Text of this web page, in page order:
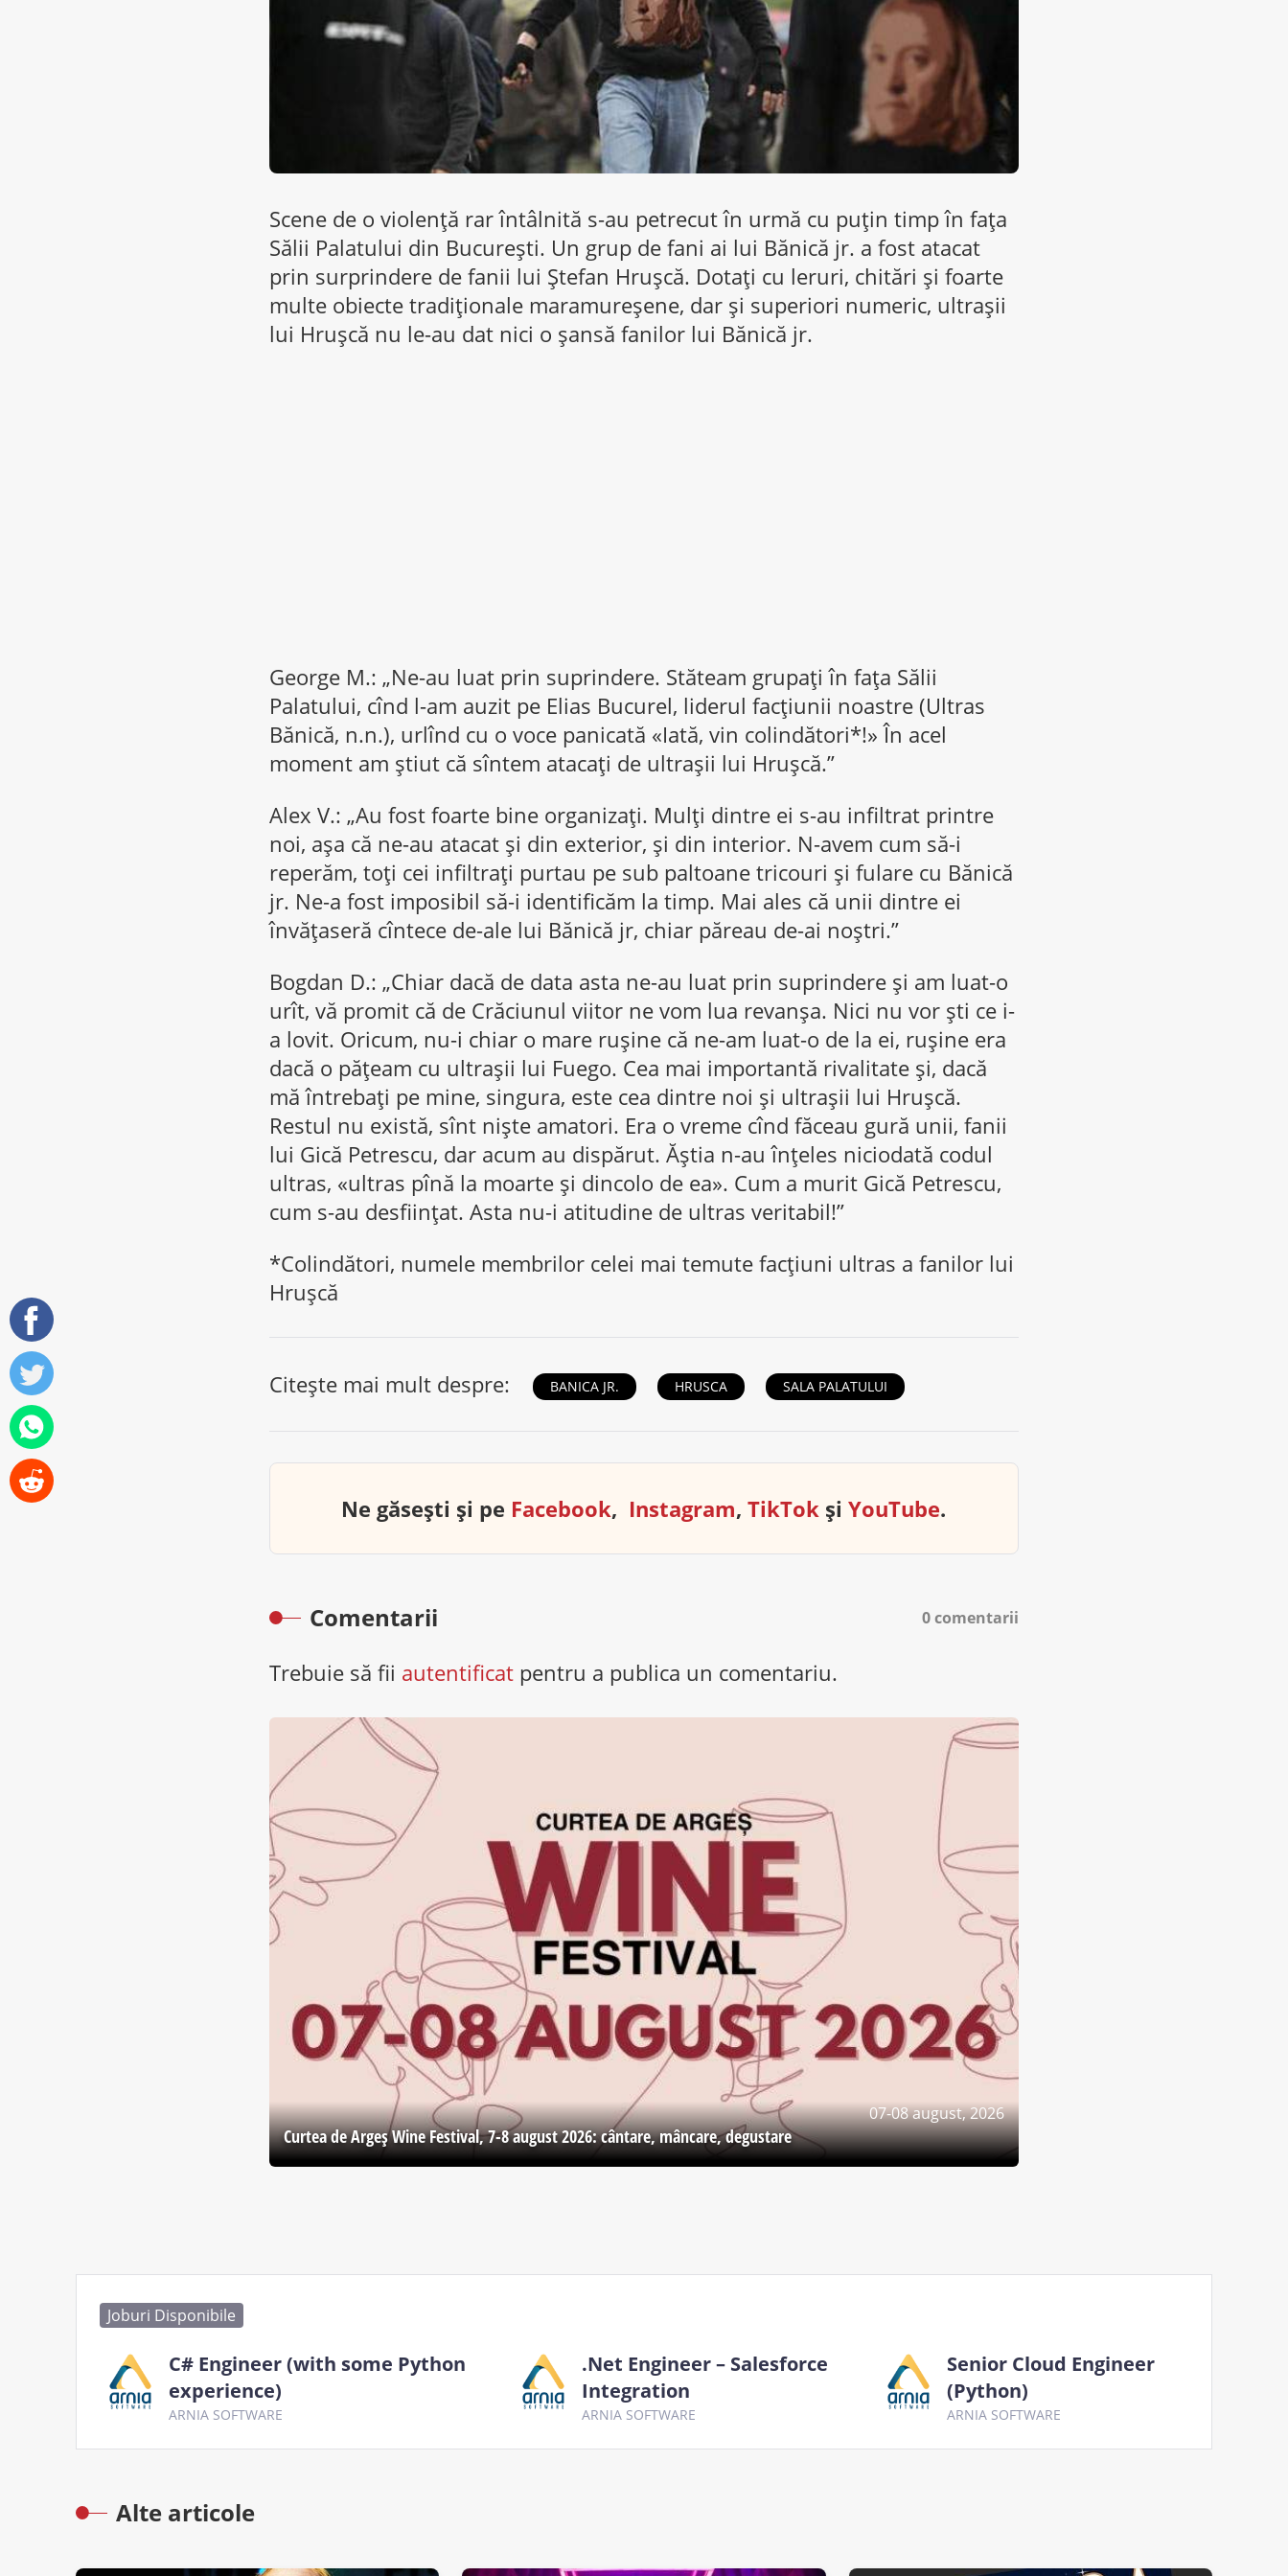
Scene de o violenţă rar întâlnită s-au petrecut în urmă cu puțin timp în fața
Sălii Palatului din București. Un grup de fani ai lui Bănică jr. a fost atacat
prin surprindere de fanii lui Ștefan Hrușcă. Dotați cu leruri, chitări și foarte
multe obiecte tradiționale maramureșene, dar și superiori numeric, ultrașii
lui Hrușcă nu le-au dat nici o șansă fanilor lui Bănică jr.
George M.: „Ne-au luat prin suprindere. Stăteam grupaţi în faţa Sălii
Palatului, cînd l-am auzit pe Elias Bucurel, liderul facţiunii noastre (Ultras
Bănică, n.n.), urlînd cu o voce panicată «Iată, vin colindători*!» În acel
moment am ştiut că sîntem atacaţi de ultraşii lui Hruşcă.”
Alex V.: „Au fost foarte bine organizaţi. Mulţi dintre ei s-au infiltrat printre
noi, aşa că ne-au atacat şi din exterior, şi din interior. N-avem cum să-i
reperăm, toţi cei infiltraţi purtau pe sub paltoane tricouri şi fulare cu Bănică
jr. Ne-a fost imposibil să-i identificăm la timp. Mai ales că unii dintre ei
învăţaseră cîntece de-ale lui Bănică jr, chiar păreau de-ai noştri.”
Bogdan D.: „Chiar dacă de data asta ne-au luat prin suprindere şi am luat-o
urît, vă promit că de Crăciunul viitor ne vom lua revanşa. Nici nu vor şti ce i-
a lovit. Oricum, nu-i chiar o mare ruşine că ne-am luat-o de la ei, ruşine era
dacă o păţeam cu ultraşii lui Fuego. Cea mai importantă rivalitate şi, dacă
mă întrebaţi pe mine, singura, este cea dintre noi şi ultraşii lui Hruşcă.
Restul nu există, sînt nişte amatori. Era o vreme cînd făceau gură unii, fanii
lui Gică Petrescu, dar acum au dispărut. Ăştia n-au înţeles niciodată codul
ultras, «ultras pînă la moarte şi dincolo de ea». Cum a murit Gică Petrescu,
cum s-au desfiinţat. Asta nu-i atitudine de ultras veritabil!”
*Colindători, numele membrilor celei mai temute facţiuni ultras a fanilor lui
Hruşcă
Citește mai mult despre: BANICA JR. HRUSCA SALA PALATULUI
Ne găsești și pe Facebook, Instagram,TikTok șiYouTube.
Comentarii 0 comentarii
Trebuie să fii autentificatpentru a publica un comentariu.
07-08 august, 2026
Curtea de Argeş Wine Festival, 7-8 august 2026: cântare, mâncare, degustare
Joburi Disponibile
C# Engineer (with some Python
experience)
ARNIA SOFTWARE
.Net Engineer – Salesforce
Integration
ARNIA SOFTWARE
Senior Cloud Engineer
(Python)
ARNIA SOFTWARE
Alte articole